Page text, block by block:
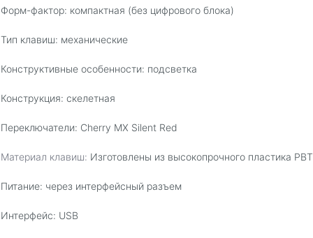
Форм-фактор: компактная (без цифрового блока)
Тип клавиш: механические
Конструктивные особенности: подсветка
Конструкция: скелетная
Переключатели: Cherry MX Silent Red
Материал клавиш: Изготовлены из высокопрочного пластика PBT
Питание: через интерфейсный разъем
Интерфейс: USB